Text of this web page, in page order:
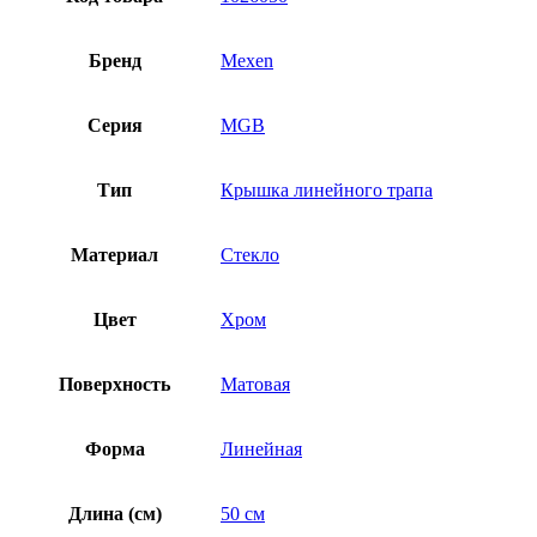
Бренд Mexen
Серия MGB
Тип Крышка линейного трапа
Материал Стекло
Цвет Хром
Поверхность Матовая
Форма Линейная
Длина (см) 50 см